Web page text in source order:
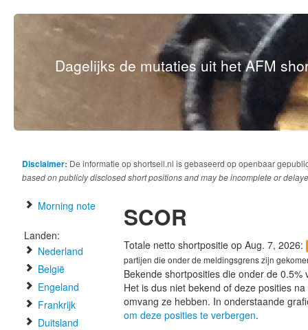
Dagelijks de mutaties uit het AFM
Disclaimer: De informatie op shortsell.nl is gebaseerd op openbaar
based on publicly disclosed short positions and may be incomplete or
Morning note
Landen:
Nederland
België
Engeland
Frankrijk
Duitsland
SCOR
Totale netto shortpositie op Aug. 7, 2026:
partijen die onder de meldingsgrens zijn
Bekende shortposities die onder de
Het is dus niet bekend of deze posities
omvang ze hebben. In onderstaande
om deze posities te verbergen.